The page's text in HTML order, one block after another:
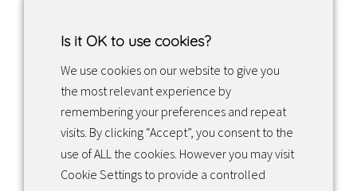
Facebook InstagramLinkedIn
Returns & exchanges
Is it OK to use cookies?
We use cookies on our website to give you
the most relevant experience by
remembering your preferences and repeat
visits. By clicking “Accept”, you consent to the
use of ALL the cookies. However you may visit
Cookie Settings to provide a controlled